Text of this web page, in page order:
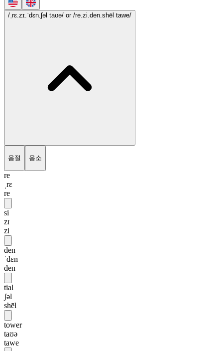
/ˌrɛ.zɪ.ˈdɛn.ʃəl taʊə/ or /re.zi.den.shēl tawe/
음절 음소
re
ˌrɛ
re
si
zɪ
zi
den
ˈdɛn
den
tial
ʃəl
shēl
tower
taʊə
tawe